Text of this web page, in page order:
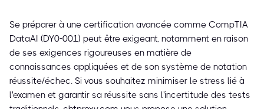
Se préparer à une certification avancée comme CompTIA
DataAI (DY0-001) peut être exigeant, notamment en raison
de ses exigences rigoureuses en matière de
connaissances appliquées et de son système de notation
réussite/échec. Si vous souhaitez minimiser le stress lié à
l'examen et garantir sa réussite sans l'incertitude des tests